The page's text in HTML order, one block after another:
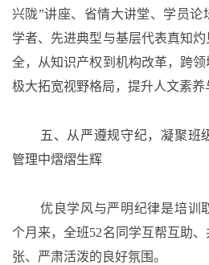
兴陇”讲座、省情大讲堂、学员论
学者、先进典型与基层代表真知
全，从知识产权到机构改革，跨领
极大拓宽视野格局，提升人文素养
五、从严遵规守纪，凝聚班
管理中熠熠生辉
优良学风与严明纪律是培训
个月来，全班52名同学互帮互助
张、严肃活泼的良好氛围。